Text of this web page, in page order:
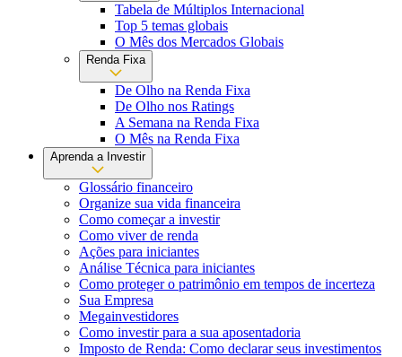
Tabela de Múltiplos Internacional
Top 5 temas globais
O Mês dos Mercados Globais
Renda Fixa
De Olho na Renda Fixa
De Olho nos Ratings
A Semana na Renda Fixa
O Mês na Renda Fixa
Aprenda a Investir
Glossário financeiro
Organize sua vida financeira
Como começar a investir
Como viver de renda
Ações para iniciantes
Análise Técnica para iniciantes
Como proteger o patrimônio em tempos de incerteza
Sua Empresa
Megainvestidores
Como investir para a sua aposentadoria
Imposto de Renda: Como declarar seus investimentos